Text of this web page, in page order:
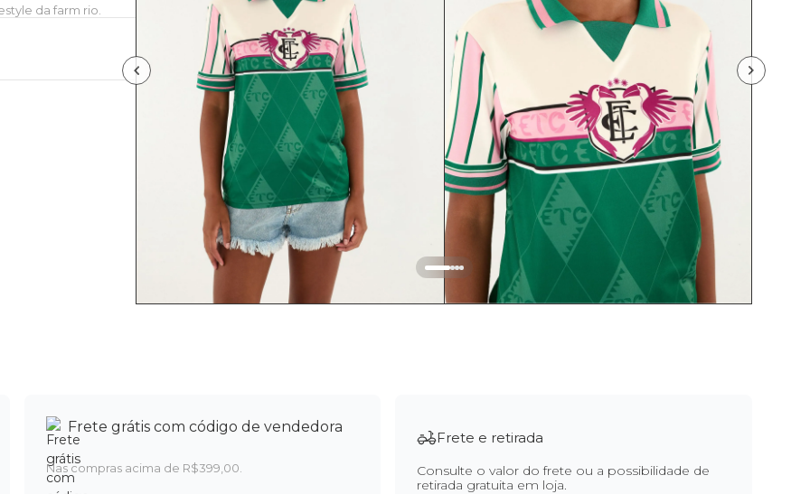
da farm rio.
Frete grátis com código de vendedora
Nas compras acima de R$399,00.
Frete e retirada
Consulte o valor do frete ou a possibilidade de
retirada gratuita em loja.